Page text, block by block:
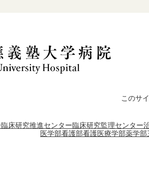
このサ
臨床研究推進センター臨床研究監理センター
医学部看護部看護医療学部薬学部